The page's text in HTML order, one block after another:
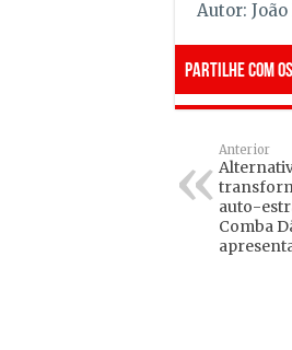
Autor:
Partilhe com
Anterior
auto-
Comba